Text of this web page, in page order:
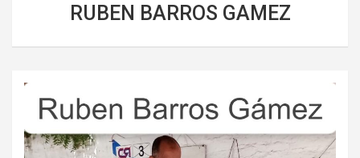
RUBEN BARROS GAMEZ